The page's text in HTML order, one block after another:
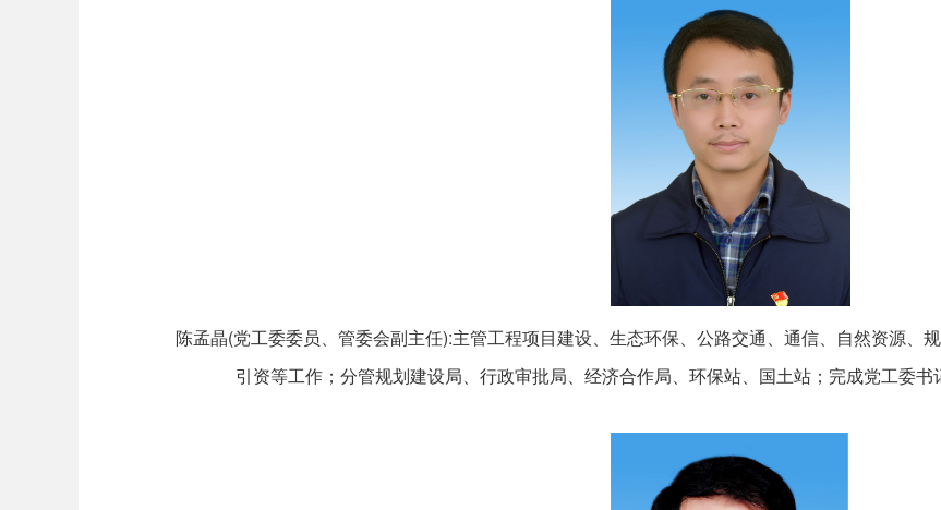
陈孟晶(党工委委员、管委会副主任):主管工程项目建设、生态环保、公路交通、通信、自然资源、
引资等工作；分管规划建设局、行政审批局、经济合作局、环保站、国土站；完成党工委书